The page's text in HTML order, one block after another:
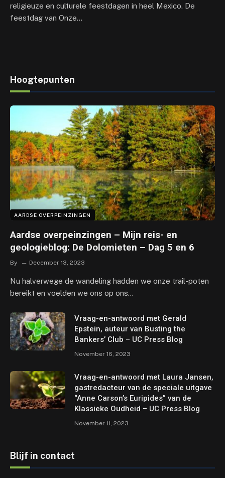
religieuze en culturele feestdagen in heel Mexico. De
feestdag van Onze…
Hoogtepunten
AARDSE OVERPEINZINGEN
Aardse overpeinzingen – Mijn reis- en
geologieblog: De Dolomieten – Dag 5 en 6
By December 13, 2023
Nu halverwege de wandeling hadden we onze trail-poten
bereikt en voelden we ons op ons…
Vraag-en-antwoord met Gerald
Epstein, auteur van Busting the
Bankers’ Club – UC Press Blog
November 16, 2023
Vraag-en-antwoord met Laura Jansen,
gastredacteur van de speciale uitgave
“Anne Carson’s Euripides” van de
Klassieke Oudheid – UC Press Blog
November 11, 2023
Blijf in contact